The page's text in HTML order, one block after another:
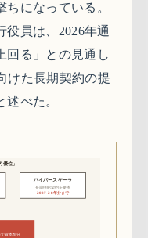
ちになっている。
役員は、2026年通
回る」との見通し
けた長期契約の提
べた。
ハイパースケーラ
長期供給契約を要求
2027-28年分まで
で資本配分
優位」